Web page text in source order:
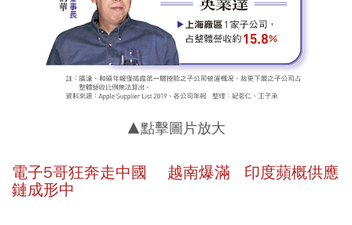
▲點擊圖片放大
電子5哥狂奔走中國 越南爆滿 印度蘋概供應
鏈成形中